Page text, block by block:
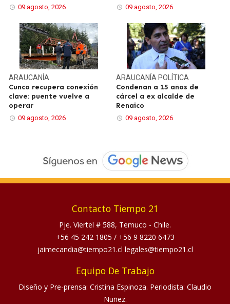
09 agosto, 2026 09 agosto, 2026
ARAUCANÍA
Cunco recupera conexión
clave: puente vuelve a
operar
09 agosto, 2026
ARAUCANÍA POLÍTICA
Condenan a 15 años de
cárcel a ex alcalde de
Renaico
09 agosto, 2026
Contacto Tiempo 21
Pje. Viertel # 588, Temuco - Chile.
+56 45 242 1805 / +56 9 8220 6473
jaimecandia@tiempo21.cl legales@tiempo21.cl
Equipo De Trabajo
Diseño y Pre-prensa: Cristina Espinoza. Periodista: Claudio
Nuñez.